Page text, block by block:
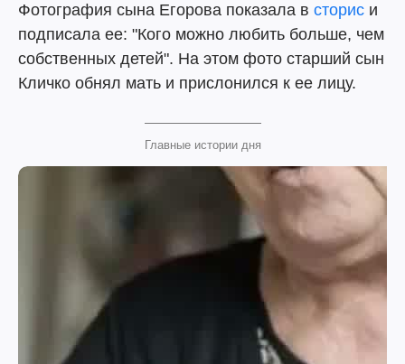
Фотография сына Егорова показала в сторис и
подписала ее: "Кого можно любить больше, чем
собственных детей". На этом фото старший сын
Кличко обнял мать и прислонился к ее лицу.
Главные истории дня